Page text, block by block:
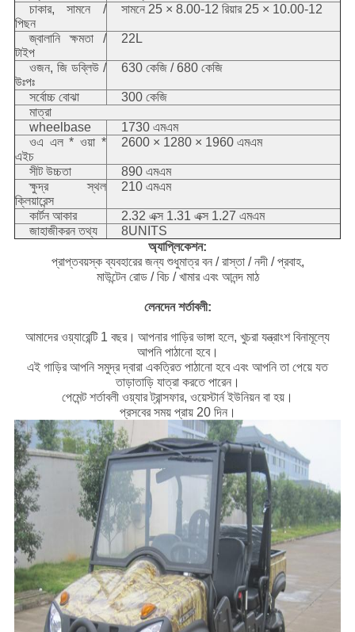
চাকার, সামনে /
পিছন
সামনে 25 × 8.00-12 রিয়ার 25 × 10.00-12
জ্বালানি ক্ষমতা /
টাইপ
22L
ওজন, জি ডব্লিউ /
উঃপঃ
630 কেজি / 680 কেজি
সর্বোচ্চ বোঝা
300 কেজি
মাত্রা
wheelbase
1730 এমএম
ওএ এল * ওয়া *
এইচ
2600 × 1280 × 1960 এমএম
সীট উচ্চতা
890 এমএম
ক্ষুদ্র স্থল
ক্লিয়ারেন্স
210 এমএম
কার্টন আকার
2.32 এক্স 1.31 এক্স 1.27 এমএম
জাহাজীকরন তথ্য
8UNITS
অ্যাপ্লিকেশন:
প্রাপ্তবয়স্ক ব্যবহারের জন্য শুধুমাত্র বন / রাস্তা / নদী / প্রবাহ,
মাউন্টেন রোড / বিচ / খামার এবং আনন্দ মাঠ
লেনদেন শর্তাবলী:
আমাদের ওয়্যারেন্টি 1 বছর। আপনার গাড়ির ভাঙ্গা হলে, খুচরা যন্ত্রাংশ বিনামূল্যে
আপনি পাঠানো হবে।
এই গাড়ির আপনি সমুদ্র দ্বারা একত্রিত পাঠানো হবে এবং আপনি তা পেয়ে যত
তাড়াতাড়ি যাত্রা করতে পারেন।
পেমেন্ট শর্তাবলী ওয়্যার ট্রান্সফার, ওয়েস্টার্ন ইউনিয়ন বা হয়।
প্রসবের সময় প্রায় 20 দিন।